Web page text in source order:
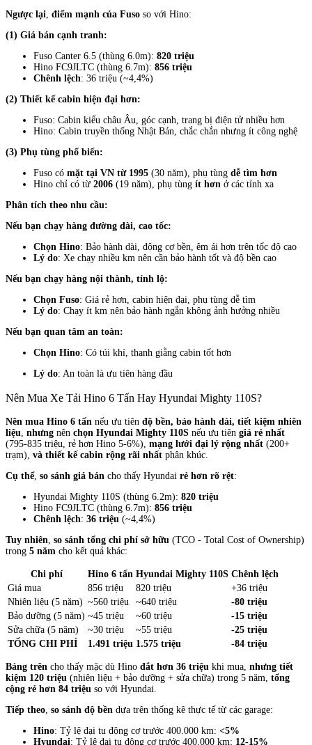
Ngược lại, điểm mạnh của Fuso so với Hino:
(1) Giá bán cạnh tranh:
Fuso Canter 6.5 (thùng 6.0m): 820 triệu
Hino FC9JLTC (thùng 6.7m): 856 triệu
Chênh lệch: 36 triệu (~4,4%)
(2) Thiết kế cabin hiện đại hơn:
Fuso: Cabin kiểu châu Âu, góc cạnh, trang bị điện tử nhiều hơn
Hino: Cabin truyền thống Nhật Bản, chắc chắn nhưng ít công nghệ
(3) Phụ tùng phổ biến:
Fuso có mặt tại VN từ 1995 (30 năm), phụ tùng dễ tìm hơn
Hino chỉ có từ 2006 (19 năm), phụ tùng ít hơn ở các tỉnh xa
Phân tích theo nhu cầu:
Nếu bạn chạy hàng đường dài, cao tốc:
Chọn Hino: Bảo hành dài, động cơ bền, êm ái hơn trên tốc độ cao
Lý do: Xe chạy nhiều km nên cần bảo hành tốt và độ bền cao
Nếu bạn chạy hàng nội thành, tỉnh lộ:
Chọn Fuso: Giá rẻ hơn, cabin hiện đại, phụ tùng dễ tìm
Lý do: Chạy ít km nên bảo hành ngắn không ảnh hưởng nhiều
Nếu bạn quan tâm an toàn:
Chọn Hino: Có túi khí, thanh giằng cabin tốt hơn
Lý do: An toàn là ưu tiên hàng đầu
Nên Mua Xe Tải Hino 6 Tấn Hay Hyundai Mighty 110S?
Nên mua Hino 6 tấn nếu ưu tiên độ bền, bảo hành dài, tiết kiệm nhiên
liệu, nhưng nên chọn Hyundai Mighty 110S nếu ưu tiên giá rẻ nhất
(795-835 triệu, rẻ hơn Hino 5-6%), mạng lưới đại lý rộng nhất (200+
trạm), và thiết kế cabin rộng rãi nhất phân khúc.
Cụ thể, so sánh giá bán cho thấy Hyundai rẻ hơn rõ rệt:
Hyundai Mighty 110S (thùng 6.2m): 820 triệu
Hino FC9JLTC (thùng 6.7m): 856 triệu
Chênh lệch: 36 triệu (~4,4%)
Tuy nhiên, so sánh tổng chi phí sở hữu (TCO - Total Cost of Ownership)
trong 5 năm cho kết quả khác:
Chi phí Hino 6 tấn Hyundai Mighty 110S Chênh lệch
Giá mua
856 triệu 820 triệu
+36 triệu
Nhiên liệu (5 năm) ~560 triệu ~640 triệu
-80 triệu
Bảo dưỡng (5 năm) ~45 triệu ~60 triệu
-15 triệu
Sửa chữa (5 năm)
~30 triệu ~55 triệu
-25 triệu
TỔNG CHI PHÍ
1.491 triệu 1.575 triệu -84 triệu
Bảng trên cho thấy mặc dù Hino đắt hơn 36 triệu khi mua, nhưng tiết
kiệm 120 triệu (nhiên liệu + bảo dưỡng + sửa chữa) trong 5 năm, tổng
cộng rẻ hơn 84 triệu so với Hyundai.
Tiếp theo, so sánh độ bền dựa trên thống kê thực tế từ các garage:
Hino: Tỷ lệ đại tu động cơ trước 400.000 km: <5%
Hyundai: Tỷ lệ đại tu động cơ trước 400.000 km: 12-15%